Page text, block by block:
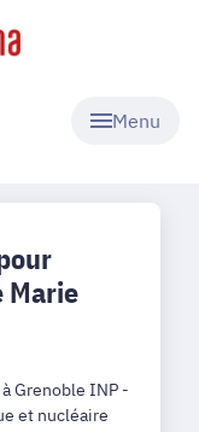
Menu
Marie
Grenoble INP -
et nucléaire